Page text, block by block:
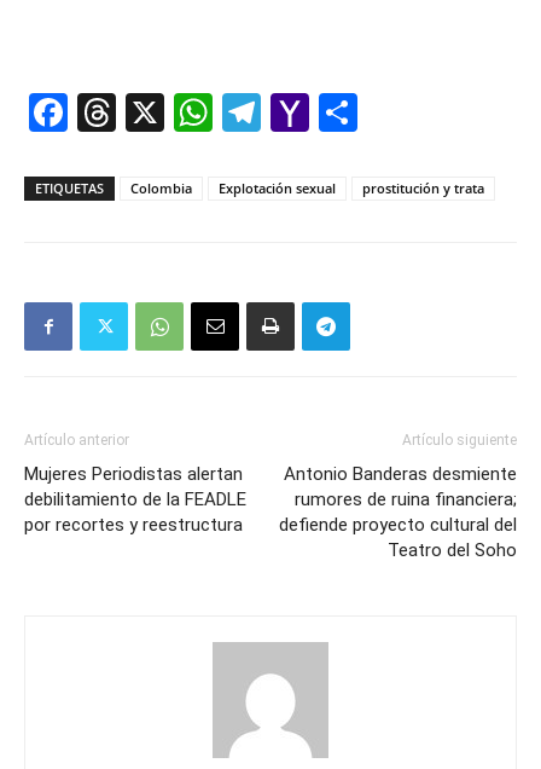
Facebook
Threads
X WhatsApp
Telegram
Yahoo
ETIQUETAS Colombia Explotación sexual prostitución y trata
Artículo anterior
Mujeres Periodistas alertan
debilitamiento de la FEADLE
por recortes y reestructura
Artículo siguiente
Antonio Banderas desmiente
rumores de ruina financiera;
defiende proyecto cultural del
Teatro del Soho